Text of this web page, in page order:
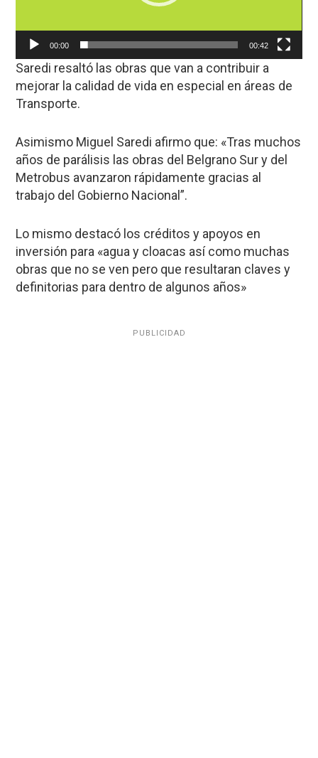
00:00 00:42
Saredi resaltó las obras que van a contribuir a
mejorar la calidad de vida en especial en áreas de
Transporte.
Asimismo Miguel Saredi afirmo que: «Tras muchos
años de parálisis las obras del Belgrano Sur y del
Metrobus avanzaron rápidamente gracias al
trabajo del Gobierno Nacional”.
Lo mismo destacó los créditos y apoyos en
inversión para «agua y cloacas así como muchas
obras que no se ven pero que resultaran claves y
definitorias para dentro de algunos años»
PUBLICIDAD